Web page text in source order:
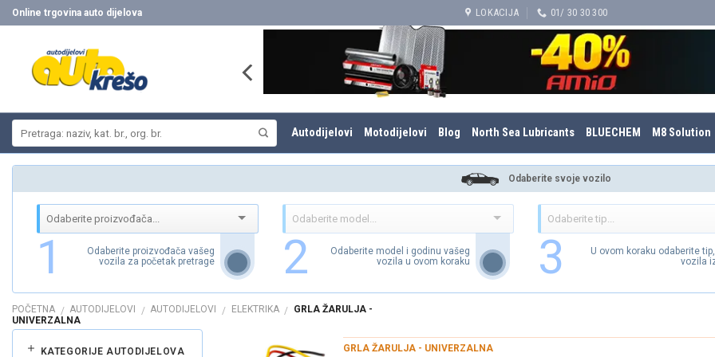
Skip
to
Online trgovina auto dijelova LOKACIJA 01/ 30 30 300
Autodijelovi Motodijelovi Blog North Sea Lubricants BLUECHEM M8 Solution
Odaberite svoje vozilo
1
Odaberite proizvođača vašeg
vozila za početak pretrage
2
Odaberite model i godinu vašeg
vozila u ovom koraku
3
U ovom koraku odaberite
vozila
POČETNA / AUTODIJELOVI / AUTODIJELOVI / ELEKTRIKA / GRLA ŽARULJA -
UNIVERZALNA
KATEGORIJE AUTODIJELOVA GRLA ŽARULJA - UNIVERZALNA